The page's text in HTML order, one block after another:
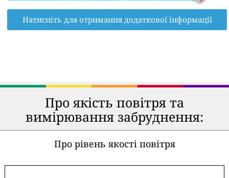
Натисніть для отримання додаткової інформації
Про якість повітря та
вимірювання забруднення:
Про рівень якості повітря